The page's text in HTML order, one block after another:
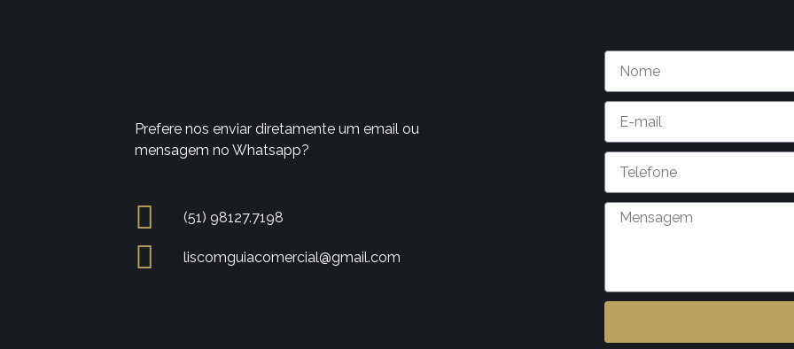
Prefere nos enviar diretamente um email ou
mensagem no Whatsapp?
(51) 98127.7198
liscomguiacomercial@gmail.com